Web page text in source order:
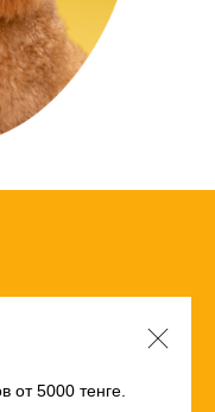
от 5000 тенге.